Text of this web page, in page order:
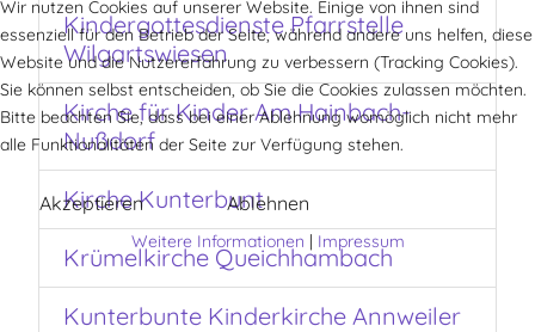
Kindergottesdienste Pfarrstelle
Wilgartswiesen
Kirche für Kinder Am Hainbach-
Nußdorf
Kirche Kunterbunt
Krümelkirche Queichhambach
Kunterbunte Kinderkirche Annweiler
Wir nutzen Cookies auf unserer Website. Einige von ihnen sind
essenziell für den Betrieb der Seite, während andere uns helfen, diese
Website und die Nutzererfahrung zu verbessern (Tracking Cookies).
Sie können selbst entscheiden, ob Sie die Cookies zulassen möchten.
Bitte beachten Sie, dass bei einer Ablehnung womöglich nicht mehr
alle Funktionalitäten der Seite zur Verfügung stehen.
Akzeptieren Ablehnen
Weitere Informationen | Impressum